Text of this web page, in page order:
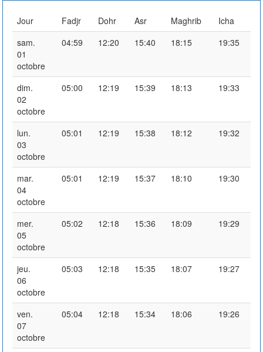
Jour Fadjr Dohr Asr Maghrib
Icha
sam.
01
octobre
04:59 12:20 15:40 18:15 19:35
dim.
02
octobre
05:00 12:19 15:39 18:13 19:33
lun.
03
octobre
05:01 12:19 15:38 18:12 19:32
mar.
04
octobre
05:01 12:19 15:37 18:10 19:30
mer.
05
octobre
05:02 12:18 15:36 18:09 19:29
jeu.
06
octobre
05:03 12:18 15:35 18:07 19:27
ven.
07
octobre
05:04 12:18 15:34 18:06 19:26